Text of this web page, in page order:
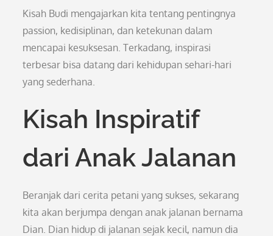
Kisah Budi mengajarkan kita tentang pentingnya
passion, kedisiplinan, dan ketekunan dalam
mencapai kesuksesan. Terkadang, inspirasi
terbesar bisa datang dari kehidupan sehari-hari
yang sederhana.
Kisah Inspiratif
dari Anak Jalanan
Beranjak dari cerita petani yang sukses, sekarang
kita akan berjumpa dengan anak jalanan bernama
Dian. Dian hidup di jalanan sejak kecil, namun dia